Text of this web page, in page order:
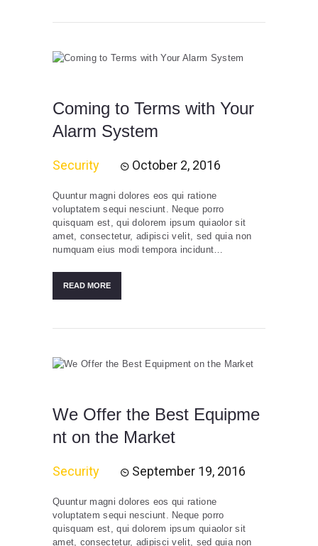
Coming to Terms with Your
Alarm System
Security October 2, 2016
Quuntur magni dolores eos qui ratione
voluptatem sequi nesciunt. Neque porro
quisquam est, qui dolorem ipsum quiaolor sit
amet, consectetur, adipisci velit, sed quia non
numquam eius modi tempora incidunt…
READ MORE
We Offer the Best Equipme
nt on the Market
Security September 19, 2016
Quuntur magni dolores eos qui ratione
voluptatem sequi nesciunt. Neque porro
quisquam est, qui dolorem ipsum quiaolor sit
amet, consectetur, adipisci velit, sed quia non